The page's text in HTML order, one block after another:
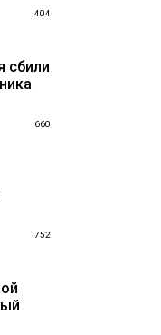
404
сбили
660
752